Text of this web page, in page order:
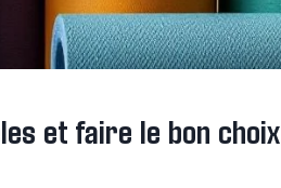
et faire le bon choix